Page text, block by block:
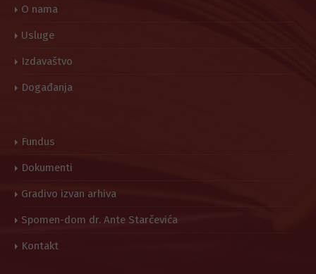
O nama
Usluge
Izdavaštvo
Događanja
Fundus
Dokumenti
Gradivo izvan arhiva
Spomen-dom dr. Ante Starčevića
Kontakt